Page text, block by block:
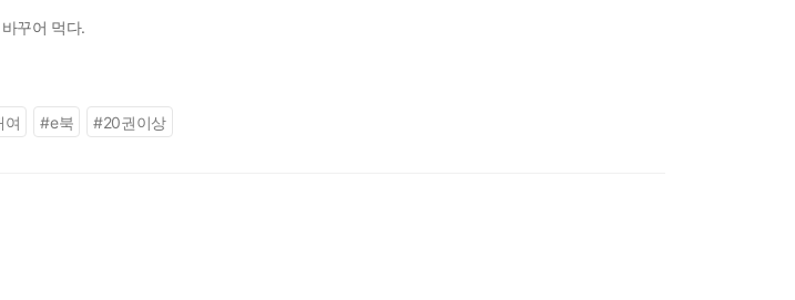
꾸어 먹다.
여 #e북 #20권이상